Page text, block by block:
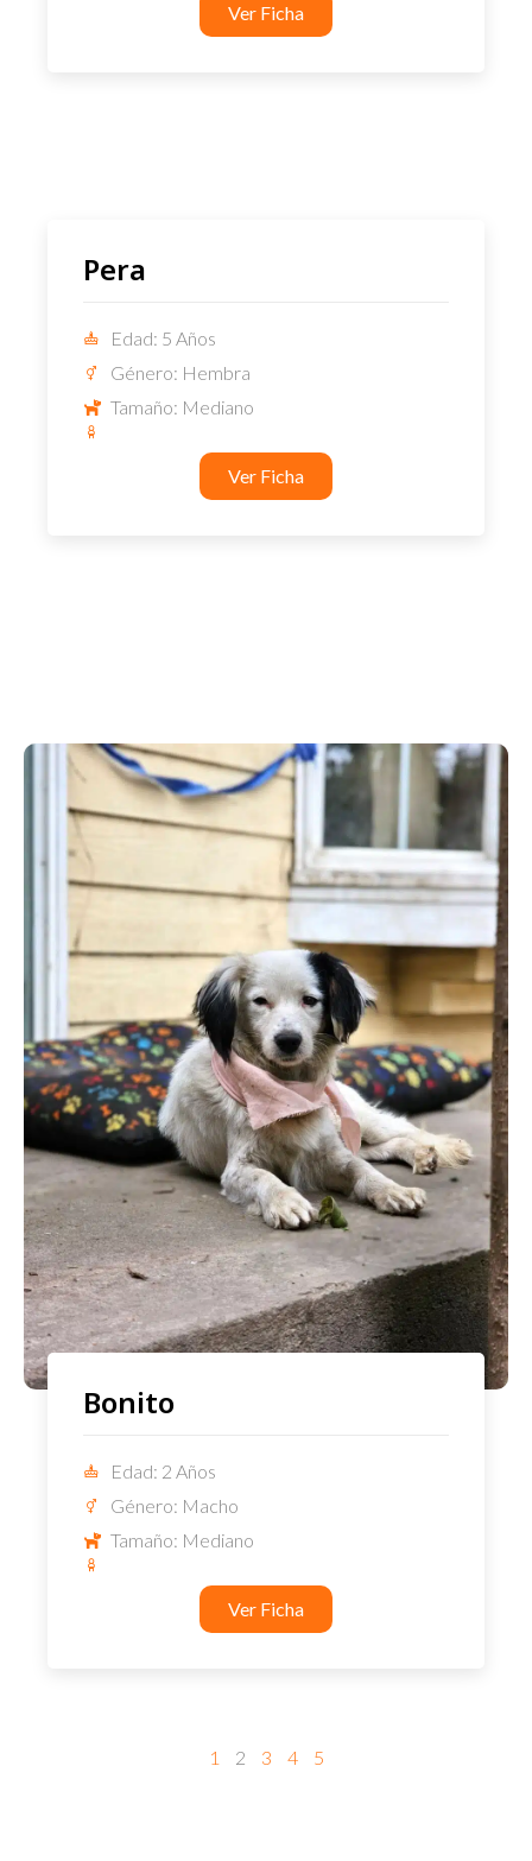
Ver Ficha
Pera
Edad: 5 Años
Género: Hembra
Tamaño: Mediano
Ver Ficha
Bonito
Edad: 2 Años
Género: Macho
Tamaño: Mediano
Ver Ficha
1 2 3 4 5